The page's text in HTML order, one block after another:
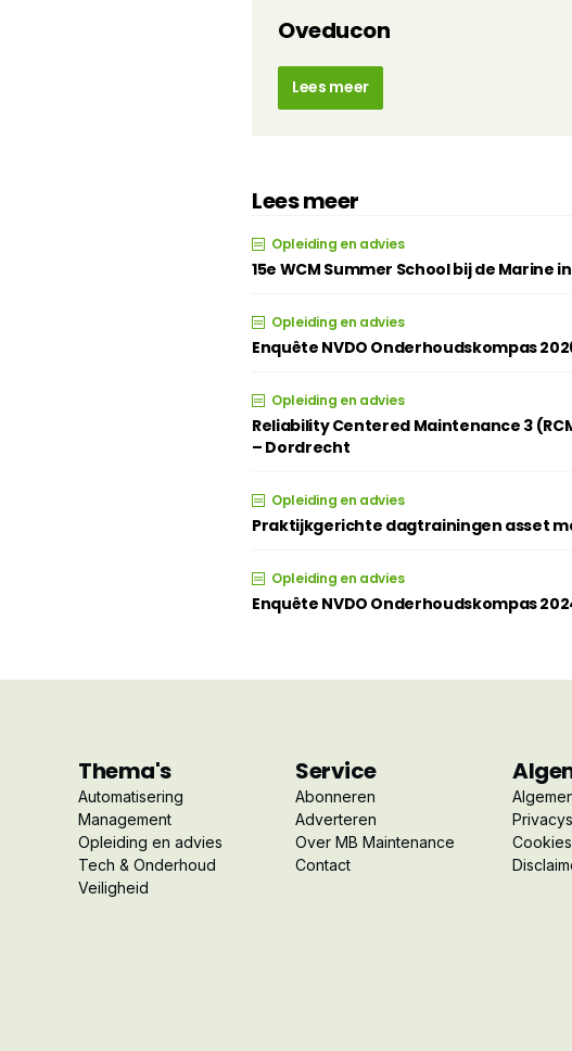
Oveducon
Lees meer
Lees meer
Opleiding en advies
15e WCM Summer School bij de Marine
Opleiding en advies
Enquête NVDO Onderhoudskompas
Opleiding en advies
Reliability Centered Maintenance 3
– Dordrecht
Opleiding en advies
Praktijkgerichte dagtrainingen ­asset
Opleiding en advies
Enquête NVDO Onderhoudskompas
Thema's
Automatisering
Management
Opleiding en advies
Tech & Onderhoud
Veiligheid
Service
Abonneren
Adverteren
Over MB Maintenance
Contact
Cookies